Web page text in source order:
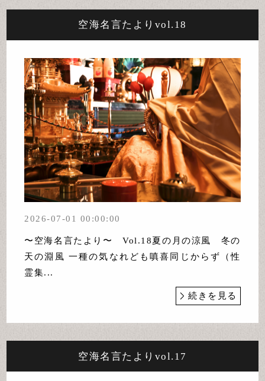
空海名言たよりvol.18
2026-07-01 00:00:00
〜空海名言たより〜 Vol.18夏の月の涼風 冬の
天の淵風 一種の気なれども嗔喜同じからず（性
霊集...
続きを見る
空海名言たよりvol.17